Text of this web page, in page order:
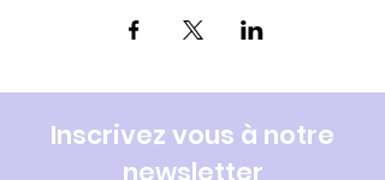
Inscrivez vous à notre
newsletter